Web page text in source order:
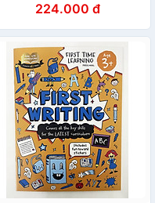
224.000 đ